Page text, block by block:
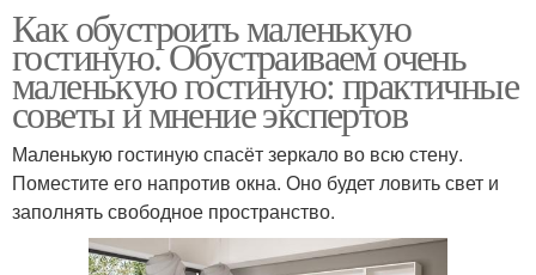
Как обустроить маленькую
гостиную. Обустраиваем очень
маленькую гостиную: практичные
советы и мнение экспертов
Маленькую гостиную спасёт зеркало во всю стену.
Поместите его напротив окна. Оно будет ловить свет и
заполнять свободное пространство.